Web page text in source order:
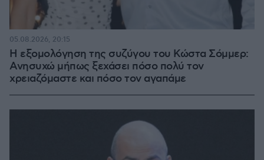
Η εξομολόγηση της συζύγου του Κώστα Σόμμερ:
Ανησυχώ μήπως ξεχάσει πόσο πολύ τον
χρειαζόμαστε και πόσο τον αγαπάμε
05.08.2026, 20:15